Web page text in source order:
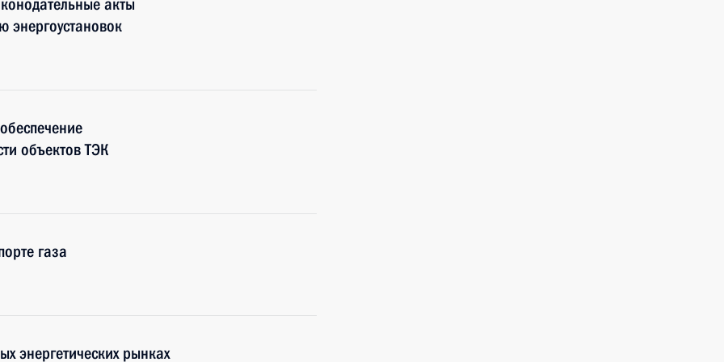
акты
энергоустановок
объектов ТЭК
газа
энергетических рынках